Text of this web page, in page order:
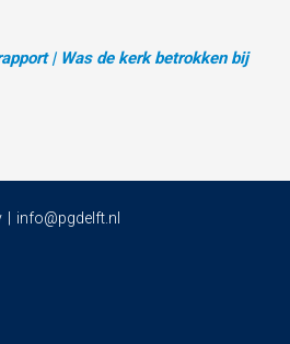
| Was de kerk betrokken bij
info@pgdelft.nl